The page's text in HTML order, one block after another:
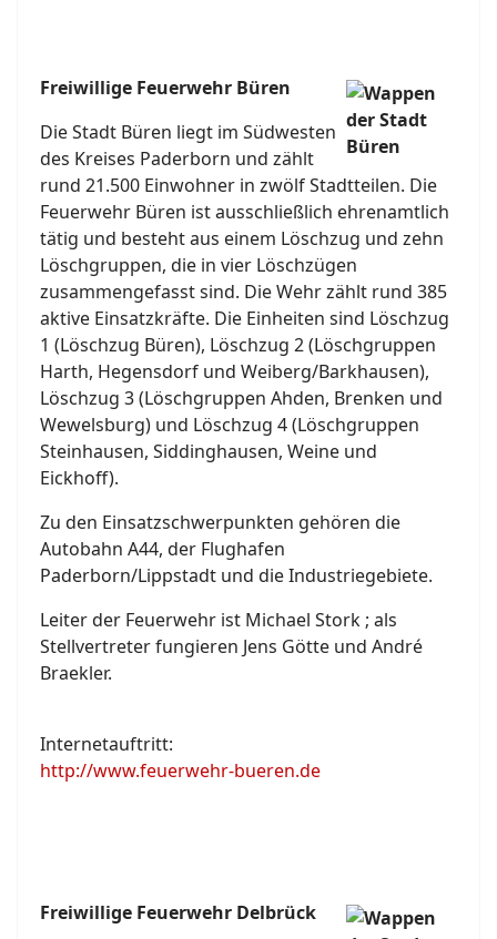
Freiwillige Feuerwehr Büren
Die Stadt Büren liegt im Südwesten
des Kreises Paderborn und zählt
rund 21.500 Einwohner in zwölf Stadtteilen. Die
Feuerwehr Büren ist ausschließlich ehrenamtlich
tätig und besteht aus einem Löschzug und zehn
Löschgruppen, die in vier Löschzügen
zusammengefasst sind. Die Wehr zählt rund 385
aktive Einsatzkräfte. Die Einheiten sind Löschzug
1 (Löschzug Büren), Löschzug 2 (Löschgruppen
Harth, Hegensdorf und Weiberg/Barkhausen),
Löschzug 3 (Löschgruppen Ahden, Brenken und
Wewelsburg) und Löschzug 4 (Löschgruppen
Steinhausen, Siddinghausen, Weine und
Eickhoff).
Zu den Einsatzschwerpunkten gehören die
Autobahn A44, der Flughafen
Paderborn/Lippstadt und die Industriegebiete.
Leiter der Feuerwehr ist Michael Stork ; als
Stellvertreter fungieren Jens Götte und André
Braekler.
Internetauftritt:
http://www.feuerwehr-bueren.de
Freiwillige Feuerwehr Delbrück